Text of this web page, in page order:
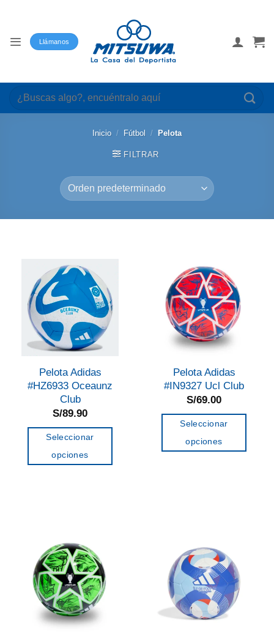
Llámanos
Buscar
por:
Inicio / Fútbol / Pelota
FILTRAR
Pelota Adidas
#HZ6933 Oceaunz
Club
S/89.90
Seleccionar
opciones
Las
opciones
se
pueden
elegir
Pelota Adidas
#IN9327 Ucl Club
S/69.00
Seleccionar
opciones
opciones
se
pueden
elegir